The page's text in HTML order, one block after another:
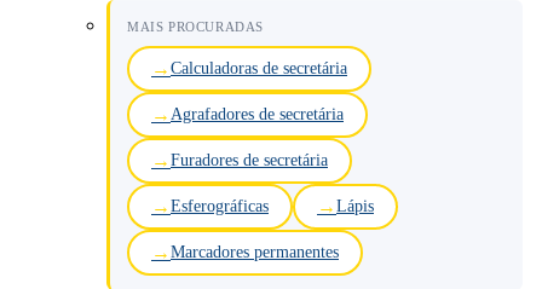
MAIS PROCURADAS
Calculadoras de secretária
Agrafadores de secretária
Furadores de secretária
Esferográficas Lápis
Marcadores permanentes